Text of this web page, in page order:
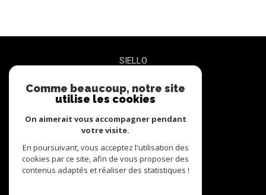
SIELLO
06 27 47 68 72
contact@siello.co
5 RUE PLEYEL BUREAU 3
93200
nous suivre sur
Comme beaucoup, notre site
utilise les cookies
On aimerait vous accompagner pendant
votre visite.
En poursuivant, vous acceptez l'utilisation des
cookies par ce site, afin de vous proposer des
contenus adaptés et réaliser des statistiques !